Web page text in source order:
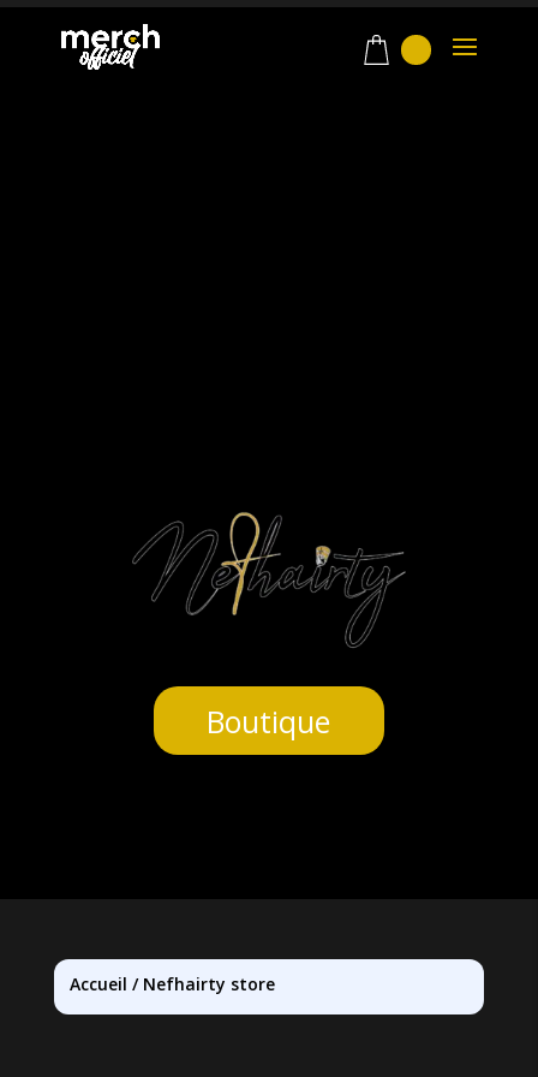
Boutique
Accueil / Nefhairty store